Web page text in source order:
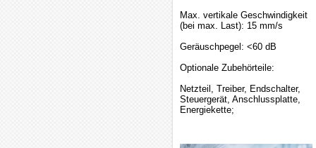
Max. vertikale Geschwindigkeit
(bei max. Last): 15 mm/s
Geräuschpegel: <60 dB
Optionale Zubehörteile:
Netzteil, Treiber, Endschalter,
Steuergerät, Anschlussplatte,
Energiekette;